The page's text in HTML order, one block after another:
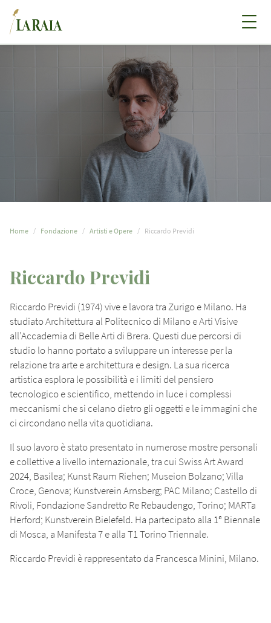
Home Fondazione Artisti e Opere Riccardo Previdi
Riccardo Previdi
Riccardo Previdi (1974) vive e lavora tra Zurigo e Milano. Ha
studiato Architettura al Politecnico di Milano e Arti Visive
all’Accademia di Belle Arti di Brera. Questi due percorsi di
studio lo hanno portato a sviluppare un interesse per la
relazione tra arte e architettura e design. La sua ricerca
artistica esplora le possibilità e i limiti del pensiero
tecnologico e scientifico, mettendo in luce i complessi
meccanismi che si celano dietro gli oggetti e le immagini che
ci circondano nella vita quotidiana.
Il suo lavoro è stato presentato in numerose mostre personali
e collettive a livello internazionale, tra cui Swiss Art Award
2024, Basilea; Kunst Raum Riehen; Museion Bolzano; Villa
Croce, Genova; Kunstverein Arnsberg; PAC Milano; Castello di
Rivoli, Fondazione Sandretto Re Rebaudengo, Torino; MARTa
Herford; Kunstverein Bielefeld. Ha partecipato alla 1ª Biennale
di Mosca, a Manifesta 7 e alla T1 Torino Triennale.
Riccardo Previdi è rappresentato da Francesca Minini, Milano.